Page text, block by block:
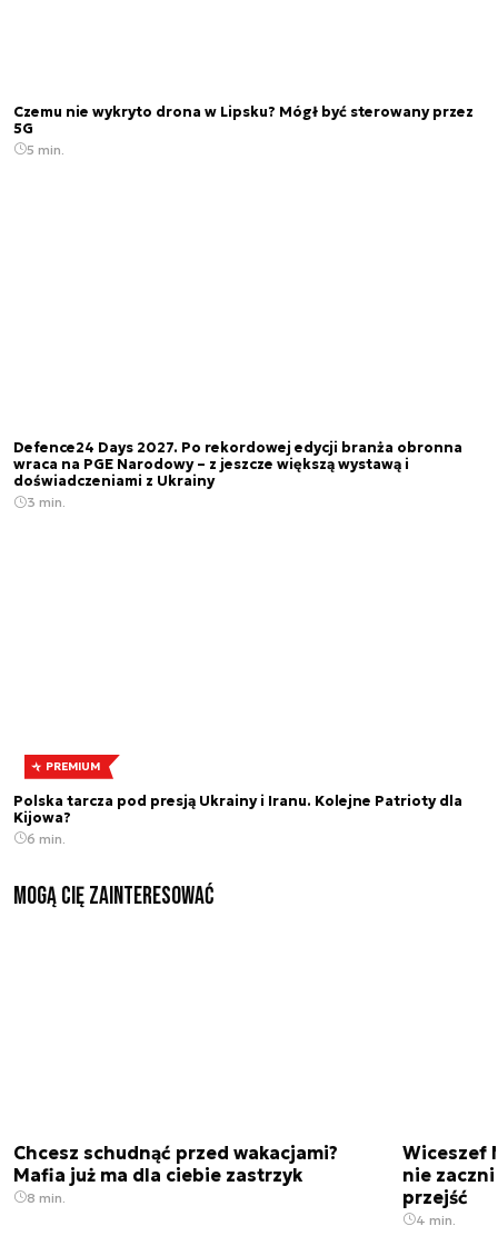
Czemu nie wykryto drona w Lipsku? Mógł być sterowany przez
5G
5 min.
Defence24 Days 2027. Po rekordowej edycji branża obronna
wraca na PGE Narodowy – z jeszcze większą wystawą i
doświadczeniami z Ukrainy
3 min.
PREMIUM
Polska tarcza pod presją Ukrainy i Iranu. Kolejne Patrioty dla
Kijowa?
6 min.
Mogą Cię zainteresować
Chcesz schudnąć przed wakacjami?
Mafia już ma dla ciebie zastrzyk
8 min.
Wiceszef
nie
przejść
4 min.